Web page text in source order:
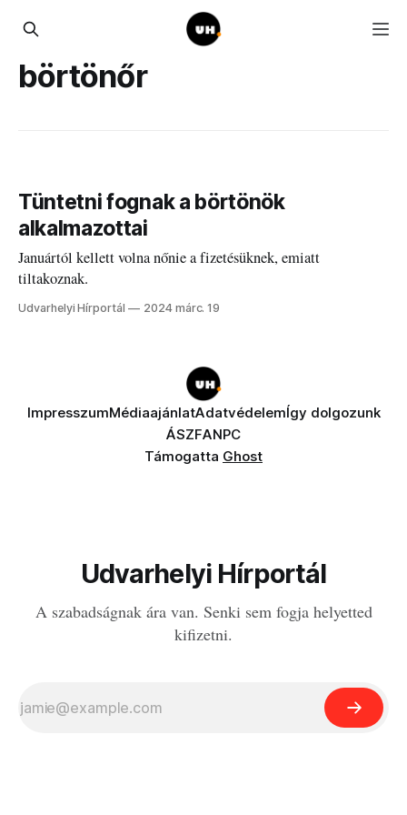
börtönőr
Tüntetni fognak a börtönök
alkalmazottai
Januártól kellett volna nőnie a fizetésüknek, emiatt
tiltakoznak.
Udvarhelyi Hírportál 2024 márc. 19
ImpresszumMédiaajánlatAdatvédelemÍgy dolgozunk
ÁSZFANPC
Támogatta Ghost
Udvarhelyi Hírportál
A szabadságnak ára van. Senki sem fogja helyetted
kifizetni.